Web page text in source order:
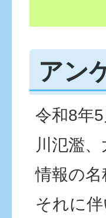
アン
令和8年
川氾濫
情報の
それに